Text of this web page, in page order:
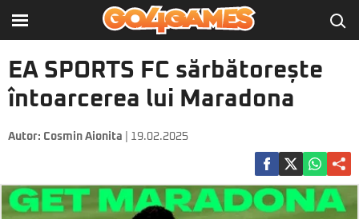
EA SPORTS FC sărbătorește
întoarcerea lui Maradona
Autor: Cosmin Aionita | 19.02.2025